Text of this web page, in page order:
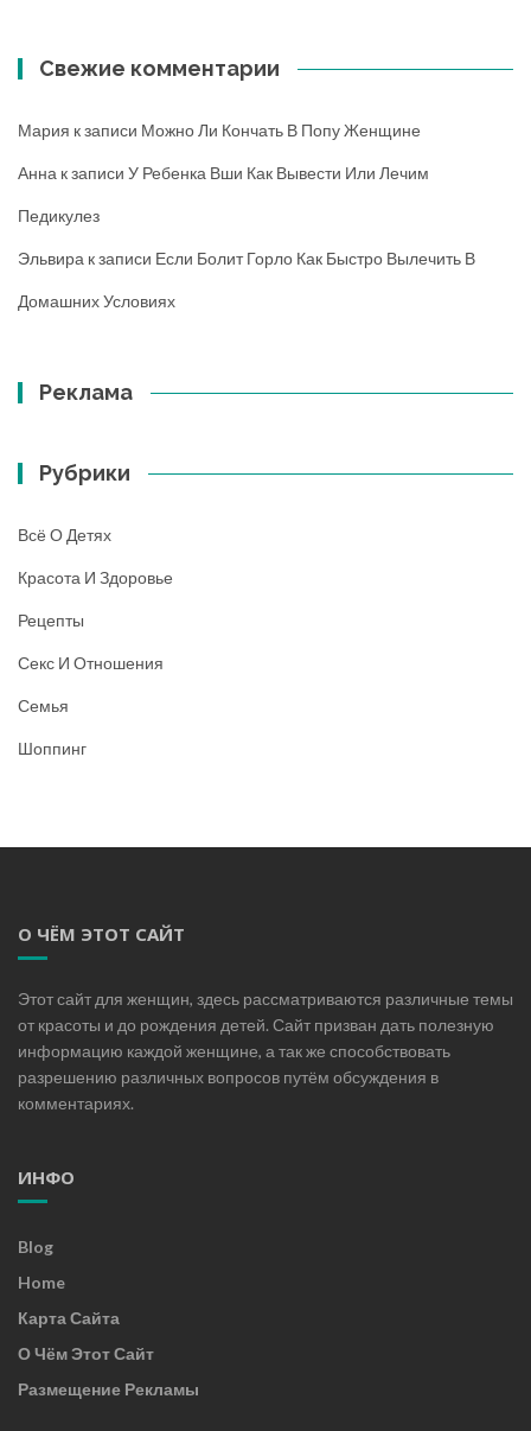
Свежие комментарии
Мария к записи Можно Ли Кончать В Попу Женщине
Анна к записи У Ребенка Вши Как Вывести Или Лечим
Педикулез
Эльвира к записи Если Болит Горло Как Быстро Вылечить В
Домашних Условиях
Реклама
Рубрики
Всё О Детях
Красота И Здоровье
Рецепты
Секс И Отношения
Семья
Шоппинг
О ЧЁМ ЭТОТ САЙТ
Этот сайт для женщин, здесь рассматриваются различные темы
от красоты и до рождения детей. Сайт призван дать полезную
информацию каждой женщине, а так же способствовать
разрешению различных вопросов путём обсуждения в
комментариях.
ИНФО
Blog
Home
Карта Сайта
О Чём Этот Сайт
Размещение Рекламы